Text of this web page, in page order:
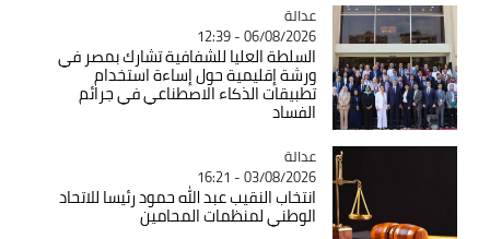
Catégorie
عدالة
06/08/2026 - 12:39
السلطة العليا للشفافية تشارك بمصر في
ورشة إقليمية حول إساءة استخدام
تطبيقات الذكاء الاصطناعي في جرائم
الفساد
Catégorie
عدالة
03/08/2026 - 16:21
انتخاب النقيب عبد الله حمود رئيسا للاتحاد
الوطني لمنظمات المحامين